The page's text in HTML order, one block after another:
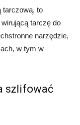
tarczową, to
tarczę do
narzędzie,
w tym w
szlifować